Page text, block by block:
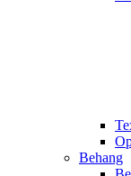
Behang